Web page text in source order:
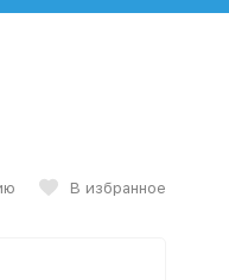
В избранное